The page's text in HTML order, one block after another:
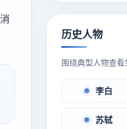
历史人物
围绕典型人物查看
李白
苏轼